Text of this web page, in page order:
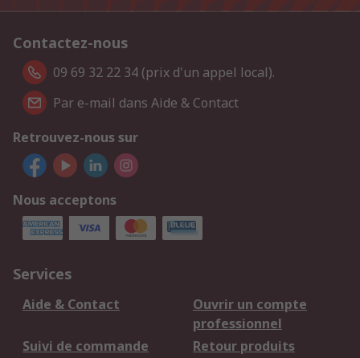
Contactez-nous
09 69 32 22 34 (prix d'un appel local).
Par e-mail dans Aide & Contact
Retrouvez-nous sur
Nous acceptons
Services
Aide & Contact
Ouvrir un compte
professionnel
Suivi de commande
Retour produits